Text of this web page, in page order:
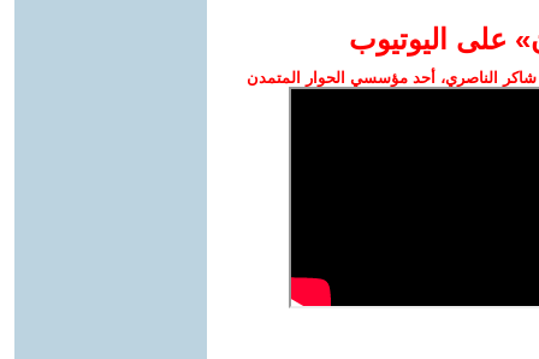
على اليوتيوب
الناصري، أحد مؤسسي الحوار المتمدن